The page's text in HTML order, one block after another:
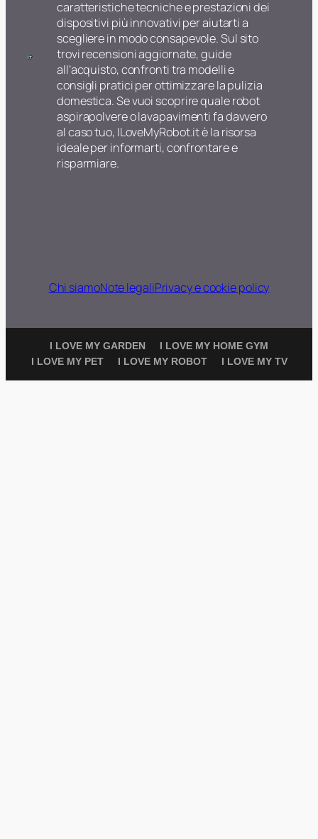
caratteristiche tecniche e prestazioni dei
dispositivi più innovativi per aiutarti a
scegliere in modo consapevole. Sul sito
trovi recensioni aggiornate, guide
all’acquisto, confronti tra modelli e
consigli pratici per ottimizzare la pulizia
domestica. Se vuoi scoprire quale robot
aspirapolvere o lavapavimenti fa davvero
al caso tuo, ILoveMyRobot.it è la risorsa
ideale per informarti, confrontare e
risparmiare.
Chi siamoNote legaliPrivacy e cookie policy
I LOVE MY GARDEN
I LOVE MY HOME GYM
I LOVE MY PET
I LOVE MY ROBOT I LOVE MY TV